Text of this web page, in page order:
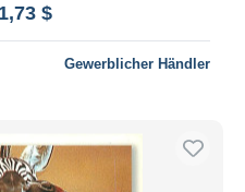
$
Gewerblicher Händler